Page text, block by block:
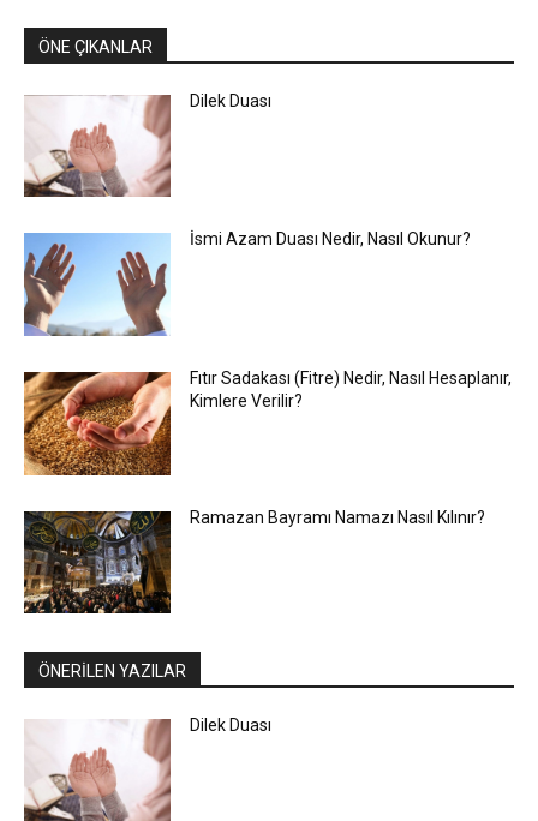
ÖNE ÇIKANLAR
Dilek Duası
İsmi Azam Duası Nedir, Nasıl Okunur?
Fıtır Sadakası (Fitre) Nedir, Nasıl Hesaplanır,
Kimlere Verilir?
Ramazan Bayramı Namazı Nasıl Kılınır?
ÖNERİLEN YAZILAR
Dilek Duası